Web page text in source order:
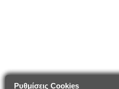
Ρυθμίσεις Cookies